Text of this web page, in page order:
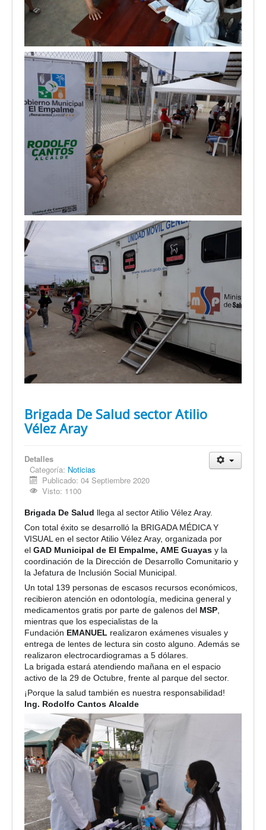
Brigada De Salud sector Atilio
Vélez Aray
Detalles
Categoría: Noticias
Publicado: 04 Septiembre 2020
Visto: 1100
Brigada De Salud llega al sector Atilio Vélez Aray.
Con total éxito se desarrolló la BRIGADA MÉDICA Y
VISUAL en el sector Atilio Vélez Aray, organizada por
el GAD Municipal de El Empalme, AME Guayas y la
coordinación de la Dirección de Desarrollo Comunitario y
la Jefatura de Inclusión Social Municipal.
Un total 139 personas de escasos recursos económicos,
recibieron atención en odontología, medicina general y
medicamentos gratis por parte de galenos del MSP
mientras que los especialistas de la
Fundación EMANUEL realizaron exámenes visuales y
entrega de lentes de lectura sin costo alguno. Además se
realizaron electrocardiogramas a 5 dólares.
La brigada estará atendiendo mañana en el espacio
activo de la 29 de Octubre, frente al parque del sector.
¡Porque la salud también es nuestra responsabilidad!
Ing. Rodolfo Cantos Alcalde